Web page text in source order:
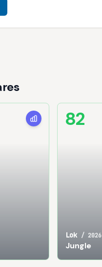
Lok / 2026
Jungle
82